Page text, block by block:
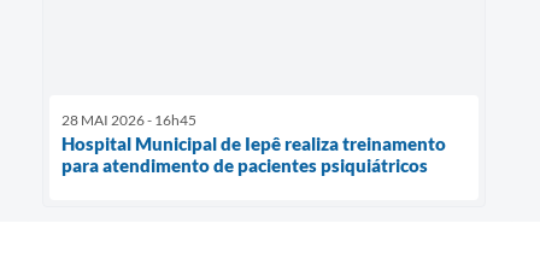
28 MAI 2026 - 16h45
Hospital Municipal de Iepê realiza treinamento
para atendimento de pacientes psiquiátricos